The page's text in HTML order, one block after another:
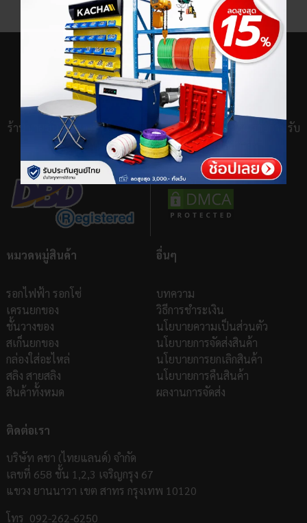
ร้านขายชั้นวางของ เครื่องจักร และอุปกรณ์ช่างกว่า 100 รายการ รับ
ประกันศูนย์ไทย พร้อมทีมช่างและอะไหล่สำรอง
หมวดหมู่สินค้า
รอกไฟฟ้า รอกโซ่
เครนยกของ
ชั้นวางของ
สเก็นยกของ
กล่องใส่อะไหล่
สลิง สายสลิง
สินค้าทั้งหมด
อื่นๆ
บทความ
วิธีการชำระเงิน
นโยบายความเป็นส่วนตัว
นโยบายการจัดส่งสินค้า
นโยบายการยกเลิกสินค้า
นโยบายการคืนสินค้า
ผลงานการจัดส่ง
ติดต่อเรา
บริษัท คชา (ไทยแลนด์) จำกัด
เลขที่ 658 ชั้น 1,2,3 เจริญกรุง 67
แขวง ยานนาวา เขต สาทร กรุงเทพ 10120
โทร 092-262-6250